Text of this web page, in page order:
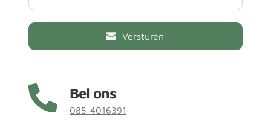
Bel ons
085-4016391
Versturen